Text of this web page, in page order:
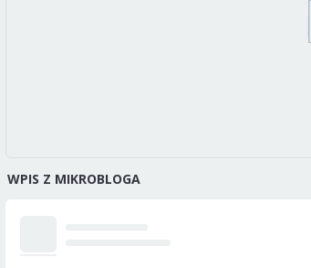
WPIS Z MIKROBLOGA